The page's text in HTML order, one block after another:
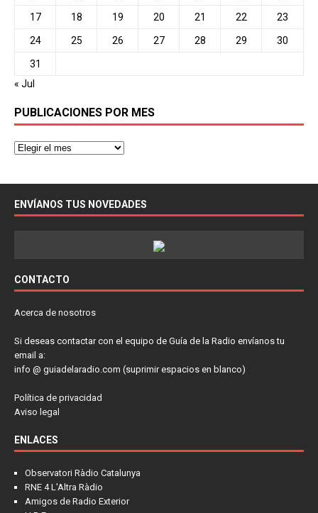
17 18 19 20 21 22 23
24 25 26 27 28 29 30
31
« Jul
PUBLICACIONES POR MES
ENVÍANOS TUS NOVEDADES
CONTACTO
Acerca de nosotros
Si deseas contactar con el equipo de Guía de la Radio envíanos tu
email a:
info @ guiadelaradio.com (suprimir espacios en blanco)
Política de privacidad
Aviso legal
ENLACES
Observatori Ràdio Catalunya
RNE 4 L'Altra Ràdio
Amigos de Radio Exterior